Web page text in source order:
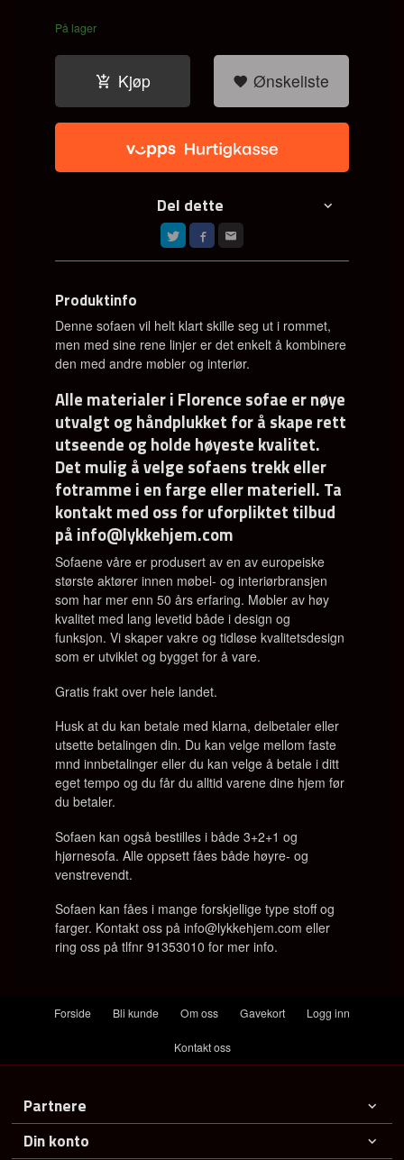
På lager
Kjøp Ønskeliste
Del dette
Produktinfo
Denne sofaen vil helt klart skille seg ut i rommet,
men med sine rene linjer er det enkelt å kombinere
den med andre møbler og interiør.
Alle materialer i Florence sofae er nøye
utvalgt og håndplukket for å skape rett
utseende og holde høyeste kvalitet.
Det mulig å velge sofaens trekk eller
fotramme i en farge eller materiell. Ta
kontakt med oss for uforpliktet tilbud
på info@lykkehjem.com
Sofaene våre er produsert av en av europeiske
største aktører innen møbel- og interiørbransjen
som har mer enn 50 års erfaring. Møbler av høy
kvalitet med lang levetid både i design og
funksjon.Vi skaper vakre og tidløse kvalitetsdesign
som er utviklet og bygget for å vare.
Gratis frakt over hele landet.
Husk at du kan betale med klarna, delbetaler eller
utsette betalingen din. Du kan velge mellom faste
mnd innbetalinger eller du kan velge å betale i ditt
eget tempo og du får du alltid varene dine hjem før
du betaler.
Sofaen kan også bestilles i både 3+2+1 og
hjørnesofa.Alle oppsett fåes både høyre- og
venstrevendt.
Sofaen kan fåes i mange forskjellige type stoff og
farger. Kontakt oss på info@lykkehjem.com eller
ring oss på tlfnr 91353010 for mer info.
Forside Bli kunde Om oss Gavekort Logg inn
Kontakt oss
Partnere
Din konto